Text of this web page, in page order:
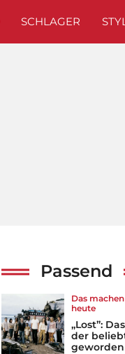
SCHLAGER
Passend
Das
heute
„Lost”:
der
geworden